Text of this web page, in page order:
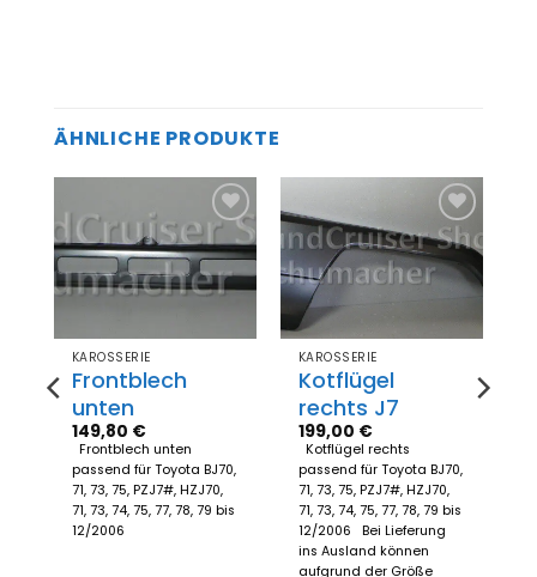
ÄHNLICHE PRODUKTE
Zum
Merkzettel
hinzufügen
KAROSSERIE
Frontblech
unten
149,80 €
Frontblech unten
passend für Toyota BJ70,
71, 73, 75, PZJ7#, HZJ70,
71, 73, 74, 75, 77, 78, 79 bis
12/2006
Zum
Merkzettel
hinzufügen
KAROSSERIE
Kotflügel
rechts J7
199,00 €
Kotflügel rechts
passend für Toyota BJ70,
71, 73, 75, PZJ7#, HZJ70,
71, 73, 74, 75, 77, 78, 79 bis
12/2006 Bei Lieferung
ins Ausland können
aufgrund der Größe